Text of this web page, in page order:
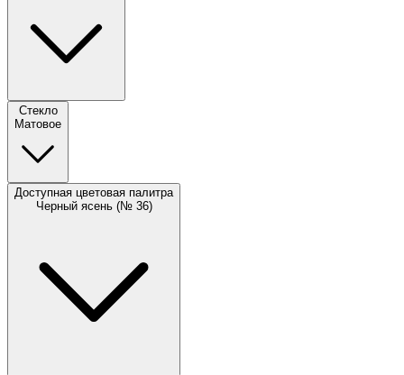
Стекло
Матовое
Доступная цветовая палитра
Черный ясень (№ 36)